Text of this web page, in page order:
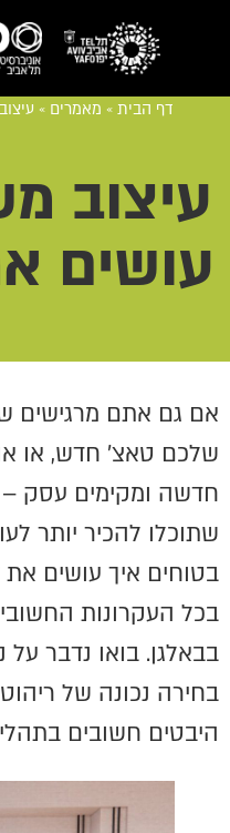
דף הבית » מאמרים »
עיצוב
עושים
אם גם אתם מרגישים
שלכם טאצ׳ חדש, או
חדשה ומקימים עסק –
שתוכלו להכיר יותר
בטוחים איך עושים את
בכל העקרונות
בבאלגן. בואו נדבר
בחירה נכונה של
היבטים חשובים